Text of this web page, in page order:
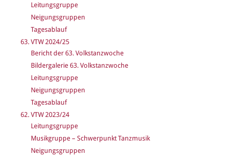
Leitungsgruppe
Neigungsgruppen
Tagesablauf
63. VTW 2024/25
Bericht der 63. Volkstanzwoche
Bildergalerie 63. Volkstanzwoche
Leitungsgruppe
Neigungsgruppen
Tagesablauf
62. VTW 2023/24
Leitungsgruppe
Musikgruppe – Schwerpunkt Tanzmusik
Neigungsgruppen